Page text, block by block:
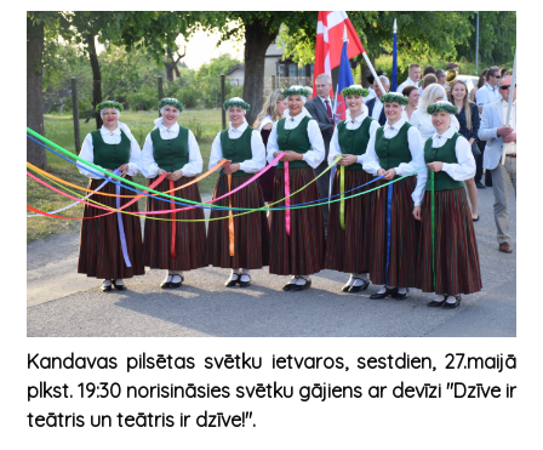
Kandavas pilsētas svētku ietvaros, sestdien, 27.maijā
plkst. 19:30 norisināsies svētku gājiens ar devīzi "Dzīve ir
teātris un teātris ir dzīve!".